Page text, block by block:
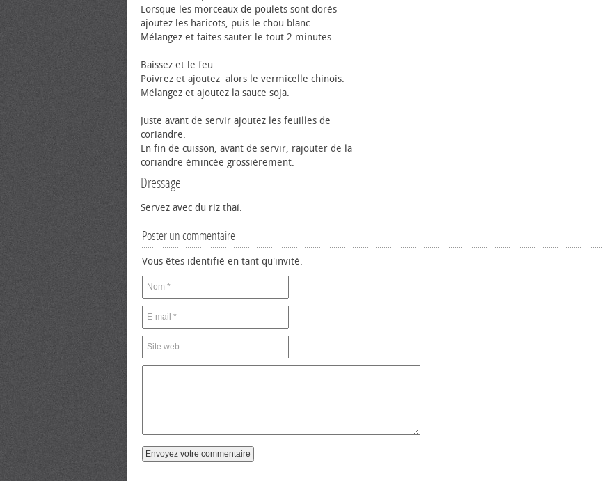
Lorsque les morceaux de poulets sont dorés
ajoutez les haricots, puis le chou blanc.
Mélangez et faites sauter le tout 2 minutes.
Baissez et le feu.
Poivrez et ajoutez alors le vermicelle chinois.
Mélangez et ajoutez la sauce soja.
Juste avant de servir ajoutez les feuilles de
coriandre.
En fin de cuisson, avant de servir, rajouter de la
coriandre émincée grossièrement.
Dressage
Servez avec du riz thaï.
Poster un commentaire
Vous êtes identifié en tant qu'invité.